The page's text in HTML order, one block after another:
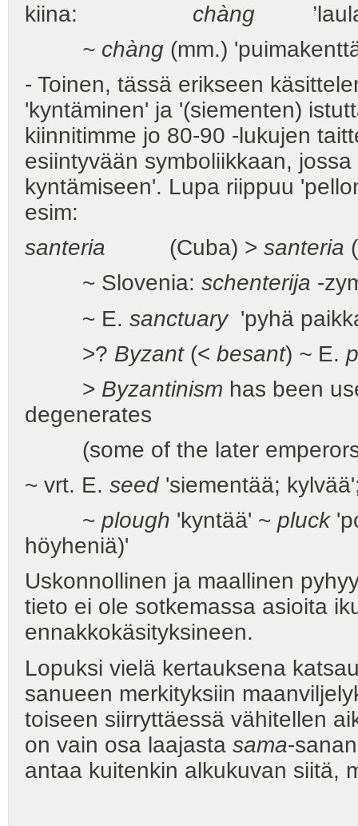
kiina: chàng
~ chàng (mm.)
- Toinen, tässä erikseen
'kyntäminen' ja '(siementen)
kiinnitimme jo 80-90 -lukujen
esiintyvään symboliikkaan,
kyntämiseen'. Lupa riippuu
esim:
santeria (Cuba) > santeria
~ Slovenia: schenterija -
~ E. sanctuary'pyhä
>? Byzant (< besant) ~ E.
> Byzantinism has been
degenerates
(some of the later
~ vrt. E. seed'siementää;
~ plough 'kyntää' ~ pluck
höyheniä)'
Uskonnollinen ja maallinen
tieto ei ole sotkemassa asioita
ennakkokäsityksineen.
Lopuksi vielä kertauksena
sanueen merkityksiin
toiseen siirryttäessä vähitellen
on vain osa laajasta sama-
antaa kuitenkin alkukuvan siitä,